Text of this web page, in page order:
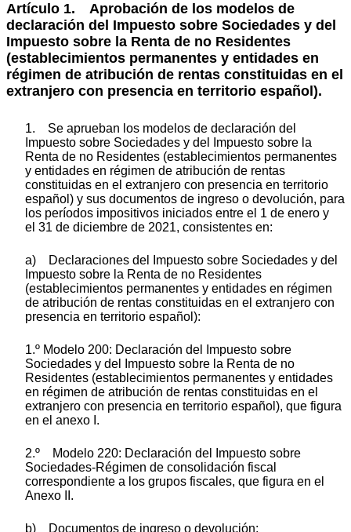
Artículo 1. Aprobación de los modelos de
declaración del Impuesto sobre Sociedades y del
Impuesto sobre la Renta de no Residentes
(establecimientos permanentes y entidades en
régimen de atribución de rentas constituidas en el
extranjero con presencia en territorio español).
1. Se aprueban los modelos de declaración del
Impuesto sobre Sociedades y del Impuesto sobre la
Renta de no Residentes (establecimientos permanentes
y entidades en régimen de atribución de rentas
constituidas en el extranjero con presencia en territorio
español) y sus documentos de ingreso o devolución, para
los períodos impositivos iniciados entre el 1 de enero y
el 31 de diciembre de 2021, consistentes en:
a) Declaraciones del Impuesto sobre Sociedades y del
Impuesto sobre la Renta de no Residentes
(establecimientos permanentes y entidades en régimen
de atribución de rentas constituidas en el extranjero con
presencia en territorio español):
1.º Modelo 200: Declaración del Impuesto sobre
Sociedades y del Impuesto sobre la Renta de no
Residentes (establecimientos permanentes y entidades
en régimen de atribución de rentas constituidas en el
extranjero con presencia en territorio español), que figura
en el anexo I.
2.º Modelo 220: Declaración del Impuesto sobre
Sociedades-Régimen de consolidación fiscal
correspondiente a los grupos fiscales, que figura en el
Anexo II.
b) Documentos de ingreso o devolución: